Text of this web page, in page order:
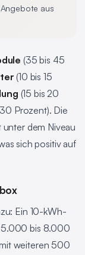
aus
(35 bis 45
(10 bis 15
(15 bis 20
Prozent). Die
unter dem Niveau
sich positiv auf
Ein 10-kWh-
5.000 bis 8.000
weiteren 500